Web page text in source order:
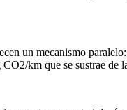
un mecanismo
km que se sustrae